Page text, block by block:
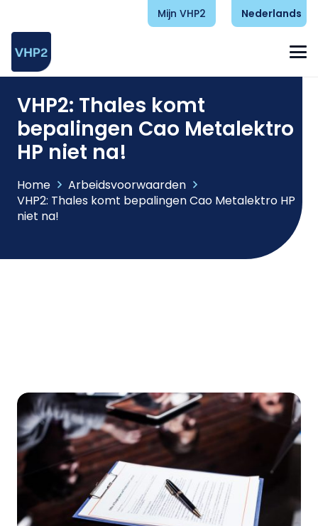
Mijn VHP2 Nederlands
VHP2: Thales komt
bepalingen Cao Metalektro
HP niet na!
Home
Arbeidsvoorwaarden
VHP2: Thales komt bepalingen Cao Metalektro HP
niet na!